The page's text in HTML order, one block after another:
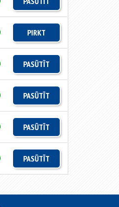
PIRKT
PASŪTĪT
PASŪTĪT
PASŪTĪT
PASŪTĪT